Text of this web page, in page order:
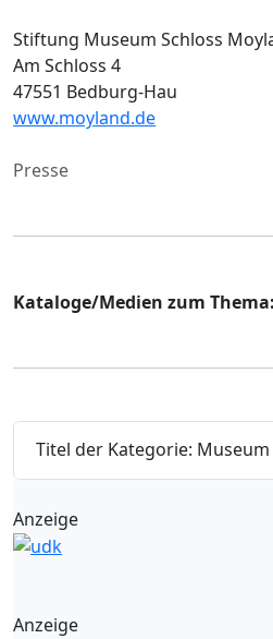
Stiftung Museum Schloss
Am Schloss 4
47551 Bedburg-Hau
www.moyland.de
Presse
Kataloge/Medien zum Thema:
Titel der Kategorie: Museum
Anzeige
Anzeige